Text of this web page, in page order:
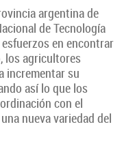
argentina de
de Tecnología
en encontrar
los agricultores
incrementar su
así lo que los
con el
nueva variedad del